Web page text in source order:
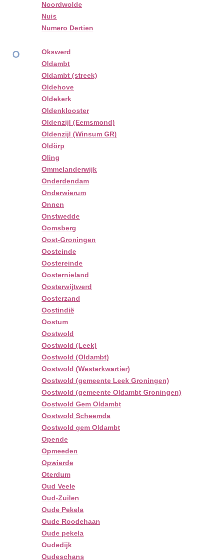
Noordwolde
Nuis
Numero Dertien
O
Okswerd
Oldambt
Oldambt (streek)
Oldehove
Oldekerk
Oldenklooster
Oldenzijl (Eemsmond)
Oldenzijl (Winsum GR)
Oldörp
Oling
Ommelanderwijk
Onderdendam
Onderwierum
Onnen
Onstwedde
Oomsberg
Oost-Groningen
Oosteinde
Oostereinde
Oosternieland
Oosterwijtwerd
Oosterzand
Oostindië
Oostum
Oostwold
Oostwold (Leek)
Oostwold (Oldambt)
Oostwold (Westerkwartier)
Oostwold (gemeente Leek Groningen)
Oostwold (gemeente Oldambt Groningen)
Oostwold Gem Oldambt
Oostwold Scheemda
Oostwold gem Oldambt
Opende
Opmeeden
Opwierde
Oterdum
Oud Veele
Oud-Zuilen
Oude Pekela
Oude Roodehaan
Oude pekela
Oudedijk
Oudeschans